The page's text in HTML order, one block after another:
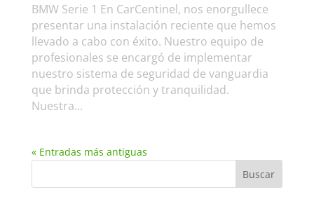
BMW Serie 1 En CarCentinel, nos enorgullece
presentar una instalación reciente que hemos
llevado a cabo con éxito. Nuestro equipo de
profesionales se encargó de implementar
nuestro sistema de seguridad de vanguardia
que brinda protección y tranquilidad.
Nuestra...
« Entradas más antiguas
Buscar